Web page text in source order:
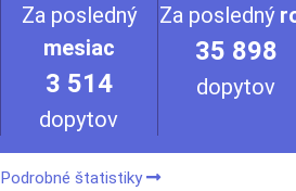
Za posledný
mesiac
3 514
dopytov
Za posledný
35 898
dopytov
Podrobné štatistiky